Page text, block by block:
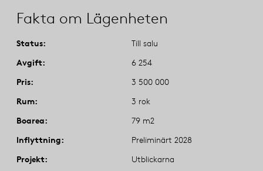
Fakta om Lägenheten
Status
Till salu
Avgift
6 254
Pris
3 500 000
Rum
3 rok
Boarea
79 m2
Inflyttning
Preliminärt 2028
Projekt
Utblickarna